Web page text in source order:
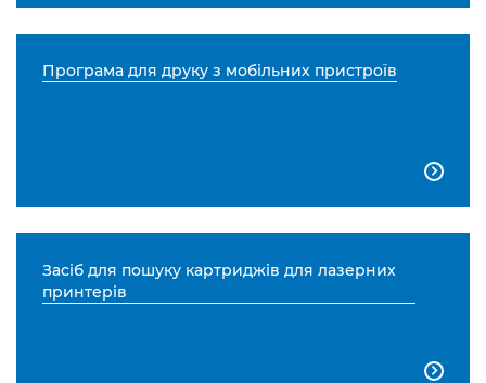
Програма для друку з мобільних пристроїв

Засіб для пошуку картриджів для лазерних
принтерів
